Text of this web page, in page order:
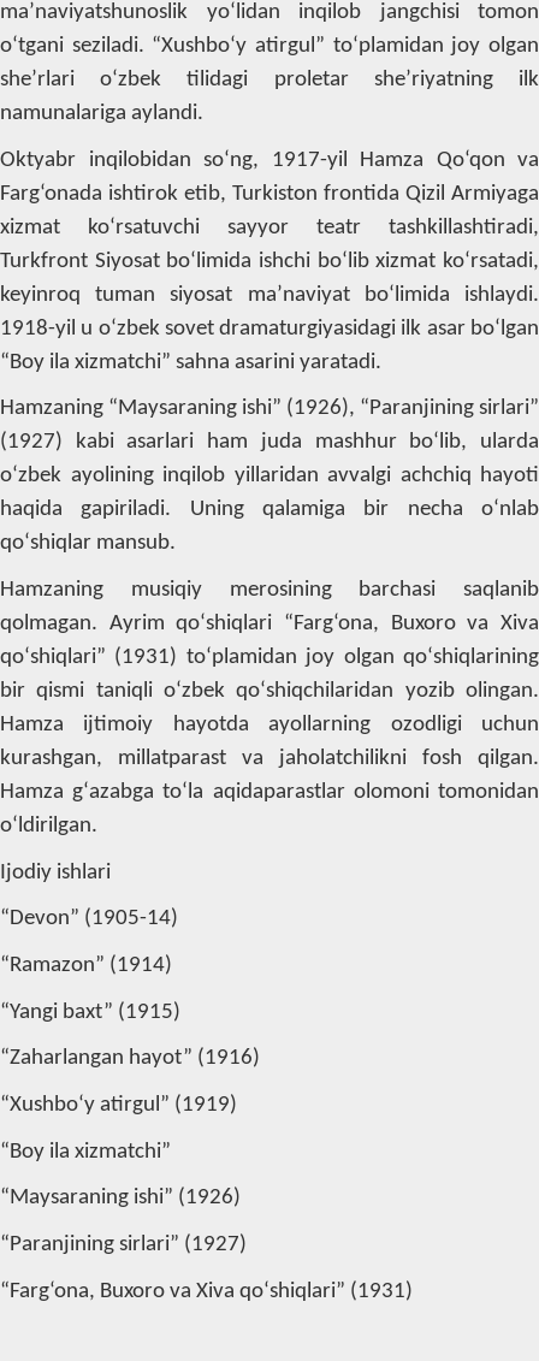
ma’naviyatshunoslik yo‘lidan inqilob jangchisi tomon
o‘tgani seziladi. “Xushbo‘y atirgul” to‘plamidan joy olgan
she’rlari o‘zbek tilidagi proletar she’riyatning ilk
namunalariga aylandi.
Oktyabr inqilobidan so‘ng, 1917-yil Hamza Qo‘qon va
Farg‘onada ishtirok etib, Turkiston frontida Qizil Armiyaga
xizmat ko‘rsatuvchi sayyor teatr tashkillashtiradi,
Turkfront Siyosat bo‘limida ishchi bo‘lib xizmat ko‘rsatadi,
keyinroq tuman siyosat ma’naviyat bo‘limida ishlaydi.
1918-yil u o‘zbek sovet dramaturgiyasidagi ilk asar bo‘lgan
“Boy ila xizmatchi” sahna asarini yaratadi.
Hamzaning “Maysaraning ishi” (1926), “Paranjining sirlari”
(1927) kabi asarlari ham juda mashhur bo‘lib, ularda
o‘zbek ayolining inqilob yillaridan avvalgi achchiq hayoti
haqida gapiriladi. Uning qalamiga bir necha o‘nlab
qo‘shiqlar mansub.
Hamzaning musiqiy merosining barchasi saqlanib
qolmagan. Ayrim qo‘shiqlari “Farg‘ona, Buxoro va Xiva
qo‘shiqlari” (1931) to‘plamidan joy olgan qo‘shiqlarining
bir qismi taniqli o‘zbek qo‘shiqchilaridan yozib olingan.
Hamza ijtimoiy hayotda ayollarning ozodligi uchun
kurashgan, millatparast va jaholatchilikni fosh qilgan.
Hamza g‘azabga to‘la aqidaparastlar olomoni tomonidan
o‘ldirilgan.
Ijodiy ishlari
“Devon” (1905-14)
“Ramazon” (1914)
“Yangi baxt” (1915)
“Zaharlangan hayot” (1916)
“Xushbo‘y atirgul” (1919)
“Boy ila xizmatchi”
“Maysaraning ishi” (1926)
“Paranjining sirlari” (1927)
“Farg‘ona, Buxoro va Xiva qo‘shiqlari” (1931)